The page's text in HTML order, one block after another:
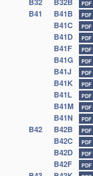
PDF
B41 B41B PDF
B41C PDF
B41D PDF
B41F PDF
B41G PDF
B41J PDF
B41K PDF
B41L PDF
B41M PDF
B41N PDF
B42 B42B PDF
B42C PDF
B42D PDF
B42F PDF